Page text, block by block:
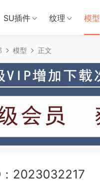
SU插件 纹理 模型
模型 正文
2023032217